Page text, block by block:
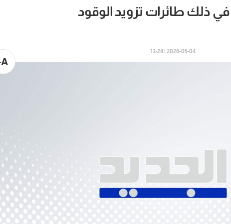
في ذلك طائرات تزويد الوقود
2026-05-04 | 13:24
A-